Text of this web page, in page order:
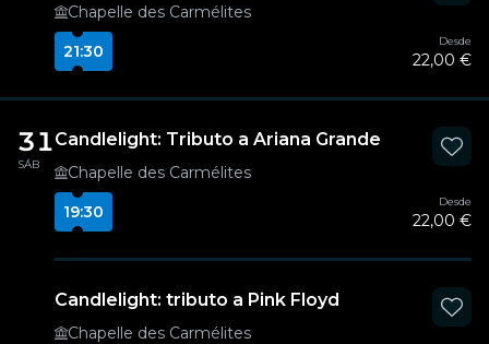
Chapelle des Carmélites
21:30
Desde
22,00 €
31
SÁB
Candlelight: Tributo a Ariana Grande
Chapelle des Carmélites
19:30
Desde
22,00 €
Candlelight: tributo a Pink Floyd
Chapelle des Carmélites